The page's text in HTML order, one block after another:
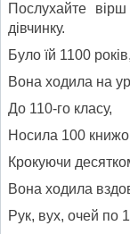
Послухайте
дівчинку.
Було їй 1100 років,
Вона ходила на
До 110-го класу,
Носила 100
Крокуючи
Вона ходила
Рук, вух, очей по